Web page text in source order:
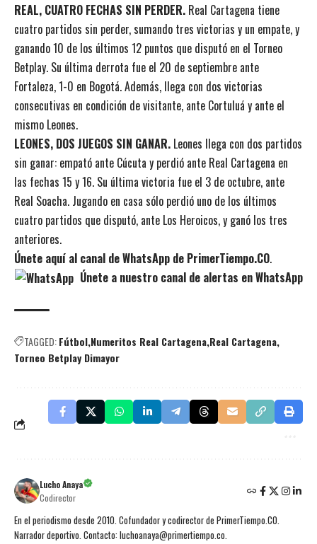
REAL, CUATRO FECHAS SIN PERDER. Real Cartagena tiene
cuatro partidos sin perder, sumando tres victorias y un empate, y
ganando 10 de los últimos 12 puntos que disputó en el Torneo
Betplay. Su última derrota fue el 20 de septiembre ante
Fortaleza, 1-0 en Bogotá. Además, llega con dos victorias
consecutivas en condición de visitante, ante Cortuluá y ante el
mismo Leones.
LEONES, DOS JUEGOS SIN GANAR. Leones llega con dos partidos
sin ganar: empató ante Cúcuta y perdió ante Real Cartagena en
las fechas 15 y 16. Su última victoria fue el 3 de octubre, ante
Real Soacha. Jugando en casa sólo perdió uno de los últimos
cuatro partidos que disputó, ante Los Heroicos, y ganó los tres
anteriores.
Únete aquí al canal de WhatsApp de PrimerTiempo.CO.
Únete a nuestro canal de alertas en WhatsApp
TAGGED:Fútbol Numeritos Real Cartagena Real Cartagena
Torneo Betplay Dimayor
Lucho Anaya
Codirector
En el periodismo desde 2010. Cofundador y codirector de PrimerTiempo.CO.
Narrador deportivo. Contacto: luchoanaya@primertiempo.co.